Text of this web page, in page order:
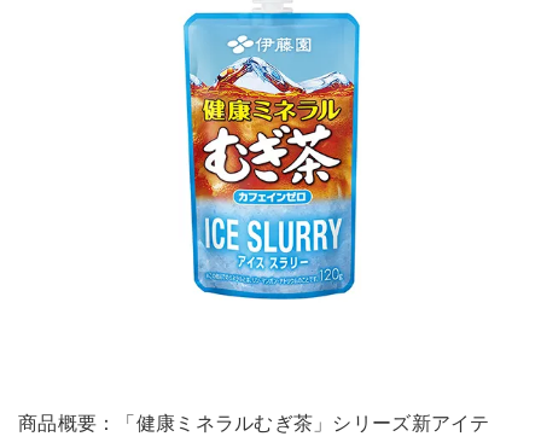
商品概要：「健康ミネラルむぎ茶」シリーズ新アイテ